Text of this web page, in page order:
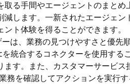
る手間やエージェントのまとめ
します。一新されたエージェン
ト体験を得ることができます。
は、業務の見つけやすさと優先
統合するコネクターを使用する
す。また、カスタマーサービ
を確認してアクションを実行す